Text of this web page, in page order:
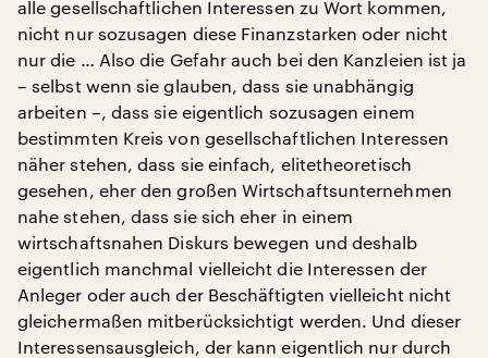
alle gesellschaftlichen Interessen zu Wort kommen,
nicht nur sozusagen diese Finanzstarken oder nicht
nur die … Also die Gefahr auch bei den Kanzleien ist ja
– selbst wenn sie glauben, dass sie unabhängig
arbeiten –, dass sie eigentlich sozusagen einem
bestimmten Kreis von gesellschaftlichen Interessen
näher stehen, dass sie einfach, elitetheoretisch
gesehen, eher den großen Wirtschaftsunternehmen
nahe stehen, dass sie sich eher in einem
wirtschaftsnahen Diskurs bewegen und deshalb
eigentlich manchmal vielleicht die Interessen der
Anleger oder auch der Beschäftigten vielleicht nicht
gleichermaßen mitberücksichtigt werden. Und dieser
Interessensausgleich, der kann eigentlich nur durch